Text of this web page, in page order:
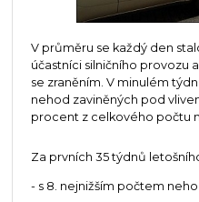
V průměru se každý den
účastníci silničního provozu
se zraněním. V minulém
nehod zaviněných pod
procent z celkového počtu
Za prvních 35 týdnů
- s 8. nejnižším počtem